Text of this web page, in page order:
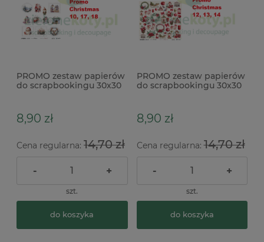
PROMO zestaw papierów
do scrapbookingu 30x30
8,90 zł
Cena regularna: 14,70 zł
- +
szt.
do koszyka
PROMO zestaw papierów
do scrapbookingu 30x30
8,90 zł
Cena regularna:14,70 zł
- +
szt.
do koszyka